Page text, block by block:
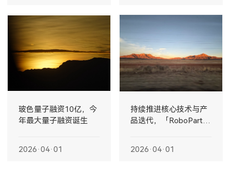
玻色量子融资10亿，今
年最大量子融资诞生
2026·04·01
持续推进核心技术与产
品迭代，「RoboParty
2026·04·01